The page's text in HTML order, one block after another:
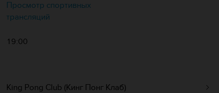
Просмотр спортивных
трансляций
19:00
King Pong Club (Кинг Понг Клаб)